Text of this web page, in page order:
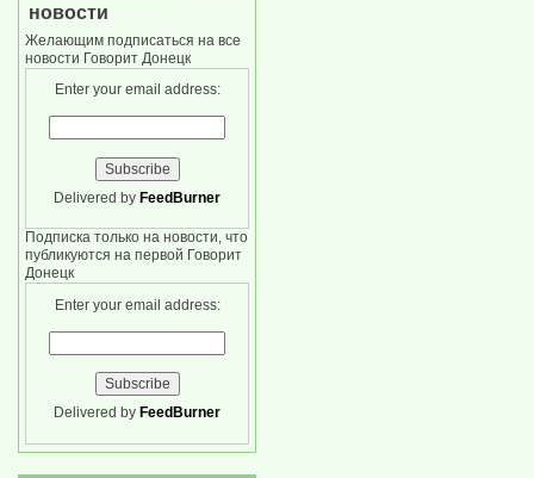
новости
Желающим подписаться на все
новости Говорит Донецк
Enter your email address:
Delivered by FeedBurner
Подписка только на новости, что
публикуются на первой Говорит
Донецк
Enter your email address:
Delivered by FeedBurner